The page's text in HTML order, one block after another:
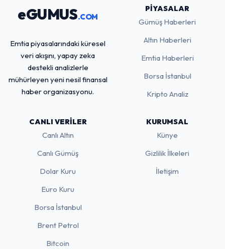
eGUMUS.COM
Emtia piyasalarındaki küresel
veri akışını, yapay zeka
destekli analizlerle
mühürleyen yeni nesil finansal
haber organizasyonu.
PIYASALAR
Gümüş Haberleri
Altın Haberleri
Emtia Haberleri
Borsa İstanbul
Kripto Analiz
CANLI VERILER
Canlı Altın
Canlı Gümüş
Dolar Kuru
Euro Kuru
Borsa İstanbul
Brent Petrol
Bitcoin
KURUMSAL
Künye
Gizlilik İlkeleri
İletişim